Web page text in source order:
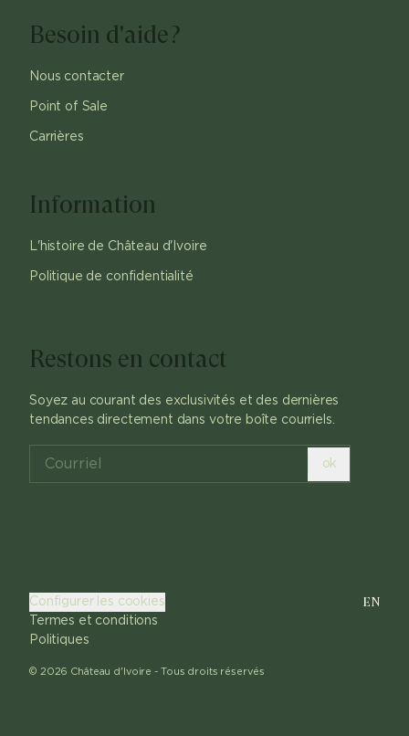
Besoin d'aide?
Nous contacter
Point of Sale
Carrières
Information
L'histoire de Château d'Ivoire
Politique de confidentialité
Restons en contact
Soyez au courant des exclusivités et des dernières
tendances directement dans votre boîte courriels.
ok
© 2026 Château d'Ivoire - Tous droits réservés
Configurer les cookies
Termes et conditions
Politiques
EN